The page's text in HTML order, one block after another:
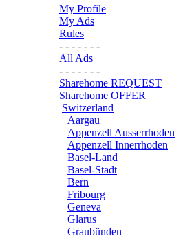
My Profile
My Ads
Rules
- - - - - - -
All Ads
- - - - - - -
Sharehome REQUEST
Sharehome OFFER
Switzerland
Aargau
Appenzell Ausserrhoden
Appenzell Innerrhoden
Basel-Land
Basel-Stadt
Bern
Fribourg
Geneva
Glarus
Graubünden